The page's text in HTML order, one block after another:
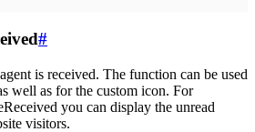
#
is received. The function can be used
well as for the custom icon. For
you can display the unread
visitors.